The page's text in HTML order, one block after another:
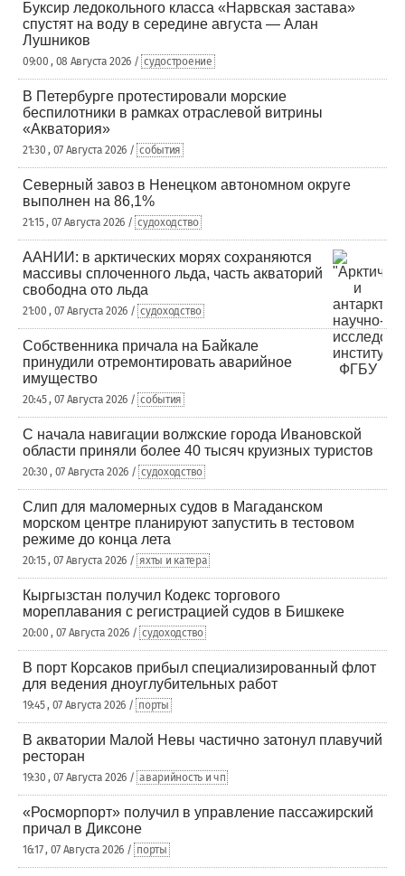
Буксир ледокольного класса «Нарвская застава»
спустят на воду в середине августа — Алан
Лушников
09:00 , 08 Августа 2026 / судостроение
В Петербурге протестировали морские
беспилотники в рамках отраслевой витрины
«Акватория»
21:30 , 07 Августа 2026 / события
Северный завоз в Ненецком автономном округе
выполнен на 86,1%
21:15 , 07 Августа 2026 / судоходство
ААНИИ: в арктических морях сохраняются
массивы сплоченного льда, часть акваторий
свободна ото льда
21:00 , 07 Августа 2026 / судоходство
Собственника причала на Байкале
принудили отремонтировать аварийное
имущество
20:45 , 07 Августа 2026 / события
С начала навигации волжские города Ивановской
области приняли более 40 тысяч круизных туристов
20:30 , 07 Августа 2026 / судоходство
Слип для маломерных судов в Магаданском
морском центре планируют запустить в тестовом
режиме до конца лета
20:15 , 07 Августа 2026 / яхты и катера
Кыргызстан получил Кодекс торгового
мореплавания с регистрацией судов в Бишкеке
20:00 , 07 Августа 2026 / судоходство
В порт Корсаков прибыл специализированный флот
для ведения дноуглубительных работ
19:45 , 07 Августа 2026 / порты
В акватории Малой Невы частично затонул плавучий
ресторан
19:30 , 07 Августа 2026 / аварийность и чп
«Росморпорт» получил в управление пассажирский
причал в Диксоне
16:17 , 07 Августа 2026 / порты